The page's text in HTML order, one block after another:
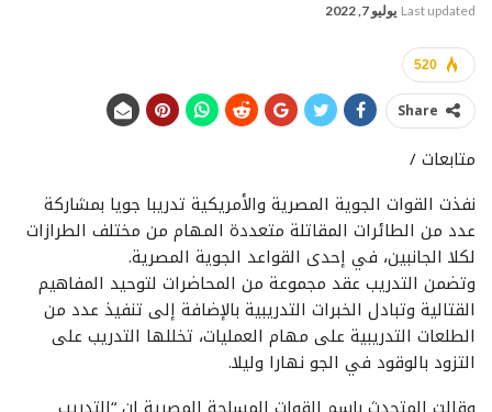
Last updated يوليو 7, 2022
520
Share
متابعات /
نفذت القوات الجوية المصرية والأمريكية تدريبا جويا بمشاركة
عدد من الطائرات المقاتلة متعددة المهام من مختلف الطرازات
لكلا الجانبين، في إحدى القواعد الجوية المصرية.
وتضمن التدريب عقد مجموعة من المحاضرات لتوحيد المفاهيم
القتالية وتبادل الخبرات التدريبية بالإضافة إلى تنفيذ عدد من
الطلعات التدريبية على مهام العمليات، تخللها التدريب على
التزود بالوقود في الجو نهارا وليلا.